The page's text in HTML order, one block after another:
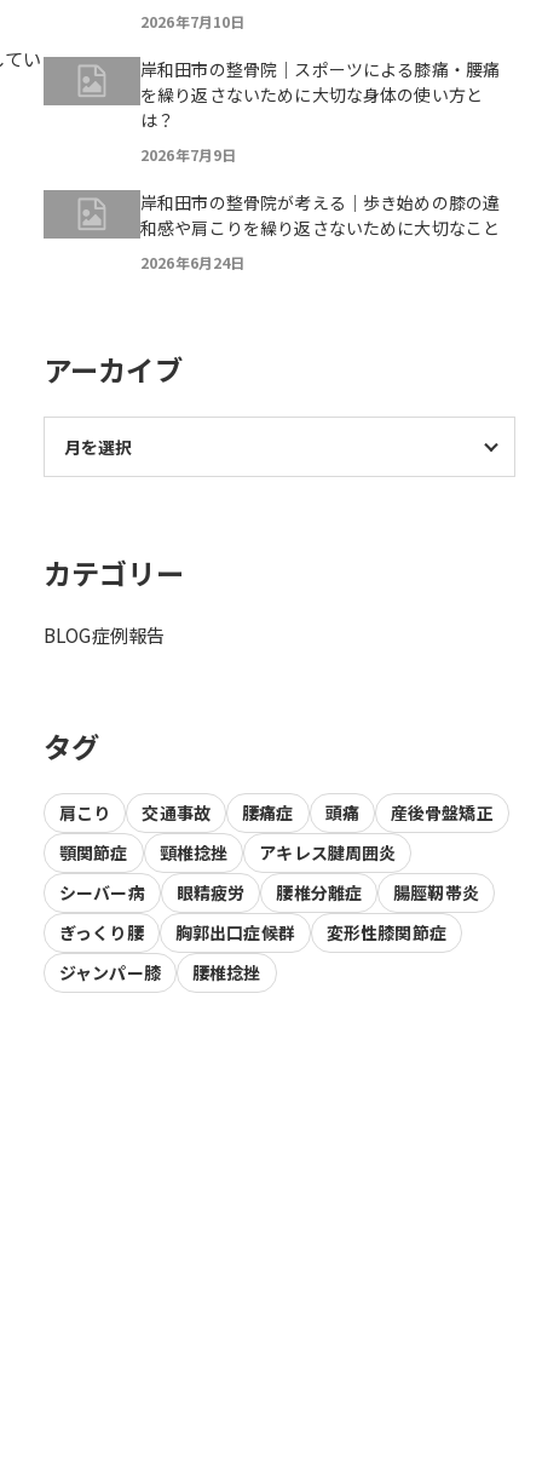
い
2026年7月10日
岸和田市の整骨院｜スポーツによる膝痛・腰痛
を繰り返さないために大切な身体の使い方と
は？
2026年7月9日
岸和田市の整骨院が考える｜歩き始めの膝の違
和感や肩こりを繰り返さないために大切なこと
2026年6月24日
アーカイブ
カテゴリー
BLOG症例報告
タグ
肩こり 交通事故 腰痛症 頭痛
産後骨盤矯正
顎関節症
頸椎捻挫
アキレス腱周囲炎
シーバー病
眼精疲労 腰椎分離症
腸脛靭帯炎
ぎっくり腰
胸郭出口症候群
変形性膝関節症
ジャンパー膝
腰椎捻挫